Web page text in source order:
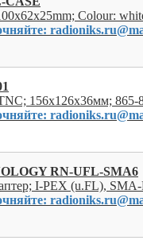
Colour:
156x126x36мм;
RN-UFL-SMA6
I-PEX (u.FL),